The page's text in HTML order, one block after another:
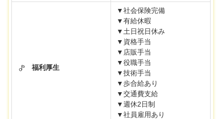
福利厚生
▼社会保険完備
▼有給休暇
▼土日祝日休み
▼資格手当
▼店販手当
▼役職手当
▼技術手当
▼歩合給あり
▼交通費支給
▼週休2日制
▼社員雇用あり